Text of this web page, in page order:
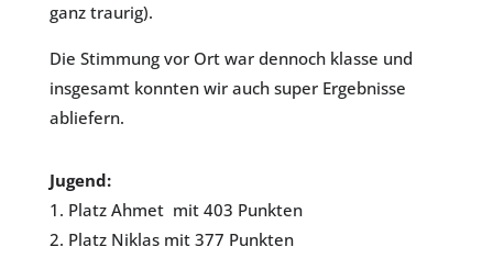
ganz traurig).
Die Stimmung vor Ort war dennoch klasse und
insgesamt konnten wir auch super Ergebnisse
abliefern.
Jugend:
1. Platz Ahmet mit 403 Punkten
2. Platz Niklas mit 377 Punkten